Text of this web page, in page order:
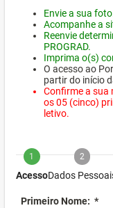
Envie a sua
Acompanhe a
Reenvie
PROGRAD.
Imprima o(s)
O acesso ao
partir do início
Confirme a sua
os 05 (cinco)
letivo.
1
Acesso
2
Dados
Primeiro Nome: *